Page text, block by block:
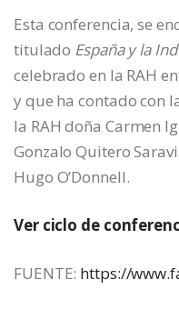
Esta conferencia, se
titulado España y la
celebrado en la RAH
y que ha contado con
la RAH doña Carmen
Gonzalo Quitero
Hugo O’Donnell.
Ver ciclo de
FUENTE: https://